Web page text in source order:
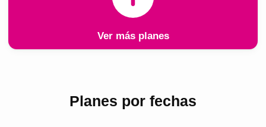
Ver más planes
Planes por fechas